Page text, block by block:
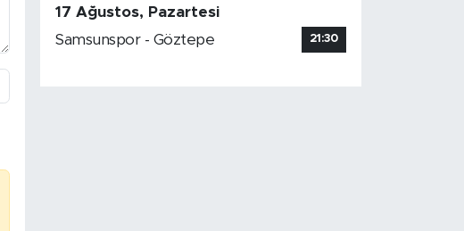
17 Ağustos, Pazartesi
Samsunspor - Göztepe
21:30